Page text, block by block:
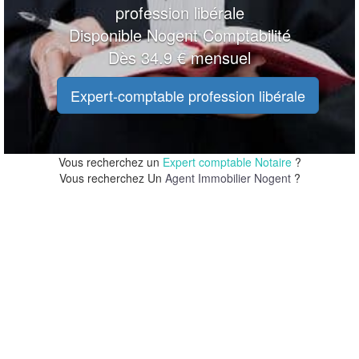
profession libérale
Disponible Nogent Comptabilité
Dès 34.9 € mensuel
Expert-comptable profession libérale
Vous recherchez un Expert comptable Notaire?
Vous recherchez Un Agent Immobilier Nogent ?